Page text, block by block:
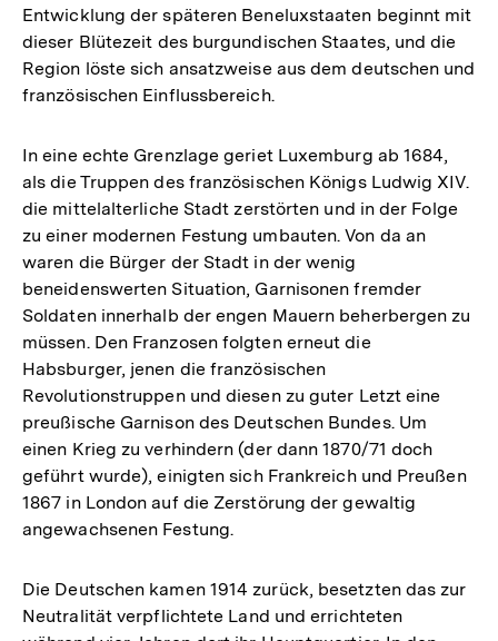
Entwicklung der späteren Beneluxstaaten beginnt mit
dieser Blütezeit des burgundischen Staates, und die
Region löste sich ansatzweise aus dem deutschen und
französischen Einflussbereich.
In eine echte Grenzlage geriet Luxemburg ab 1684,
als die Truppen des französischen Königs Ludwig XIV.
die mittelalterliche Stadt zerstörten und in der Folge
zu einer modernen Festung umbauten. Von da an
waren die Bürger der Stadt in der wenig
beneidenswerten Situation, Garnisonen fremder
Soldaten innerhalb der engen Mauern beherbergen zu
müssen. Den Franzosen folgten erneut die
Habsburger, jenen die französischen
Revolutionstruppen und diesen zu guter Letzt eine
preußische Garnison des Deutschen Bundes. Um
einen Krieg zu verhindern (der dann 1870/71 doch
geführt wurde), einigten sich Frankreich und Preußen
1867 in London auf die Zerstörung der gewaltig
angewachsenen Festung.
Die Deutschen kamen 1914 zurück, besetzten das zur
Neutralität verpflichtete Land und errichteten